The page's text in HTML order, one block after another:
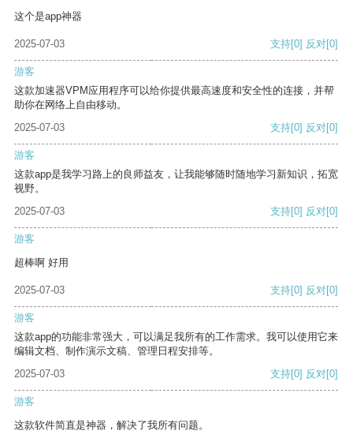
这个是app神器
2025-07-03 支持[0] 反对[0]
游客
这款加速器VPM应用程序可以给你提供最高速度和安全性的连接，并帮
助你在网络上自由移动。
2025-07-03
支持[0] 反对[0]
游客
这款app是我学习路上的良师益友，让我能够随时随地学习新知识，拓宽
视野。
2025-07-03
支持[0] 反对[0]
游客
超棒啊 好用
2025-07-03 支持[0] 反对[0]
游客
这款app的功能非常强大，可以满足我所有的工作需求。我可以使用它来
编辑文档、制作演示文稿、管理日程安排等。
2025-07-03
支持[0] 反对[0]
游客
这款软件简直是神器，解决了我所有问题。